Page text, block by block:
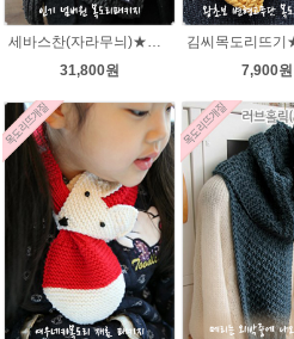
31,800원
7,900원